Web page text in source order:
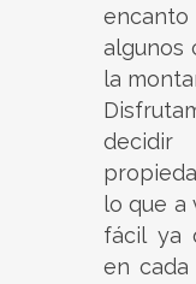
algunos
la
lo que a
fácil ya
en